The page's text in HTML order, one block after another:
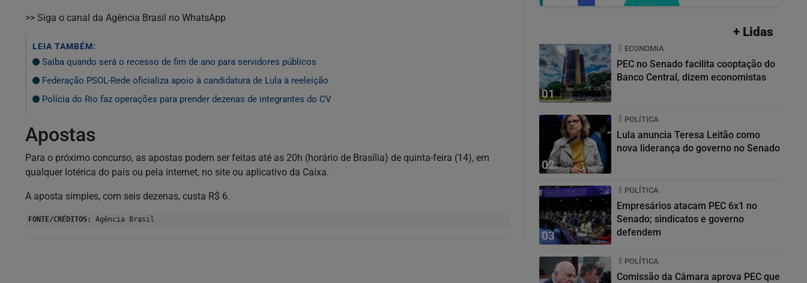
>> Siga o canal da Agência Brasil no WhatsApp
LEIA TAMBÉM:
Saiba quando será o recesso de fim de ano para servidores públicos
Federação PSOL-Rede oficializa apoio à candidatura de Lula à reeleição
Polícia do Rio faz operações para prender dezenas de integrantes do CV
Apostas
Para o próximo concurso, as apostas podem ser feitas até as 20h (horário de Brasília) de quinta-feira (14), em
qualquer lotérica do país ou pela internet, no site ou aplicativo da Caixa.
A aposta simples, com seis dezenas, custa R$ 6.
FONTE/CRÉDITOS: Agência Brasil
+ Lidas
01
ECONOMIA
PEC no Senado facilita cooptação do
Banco Central, dizem economistas
02
POLÍTICA
Lula anuncia Teresa Leitão como
nova liderança do governo no Senado
03
POLÍTICA
Empresários atacam PEC 6x1 no
Senado; sindicatos e governo
defendem
POLÍTICA
Comissão da Câmara aprova PEC que